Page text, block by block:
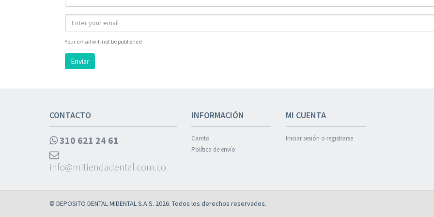
Your email will not be published
Enviar
CONTACTO
310 621 24 61
info@mitiendadental.com.co
INFORMACIÓN
Carrito
Política de envío
MI CUENTA
Iniciar sesión o registrarse
© DEPOSITO DENTAL MIDENTAL S.A.S. 2026. Todos los derechos reservados.